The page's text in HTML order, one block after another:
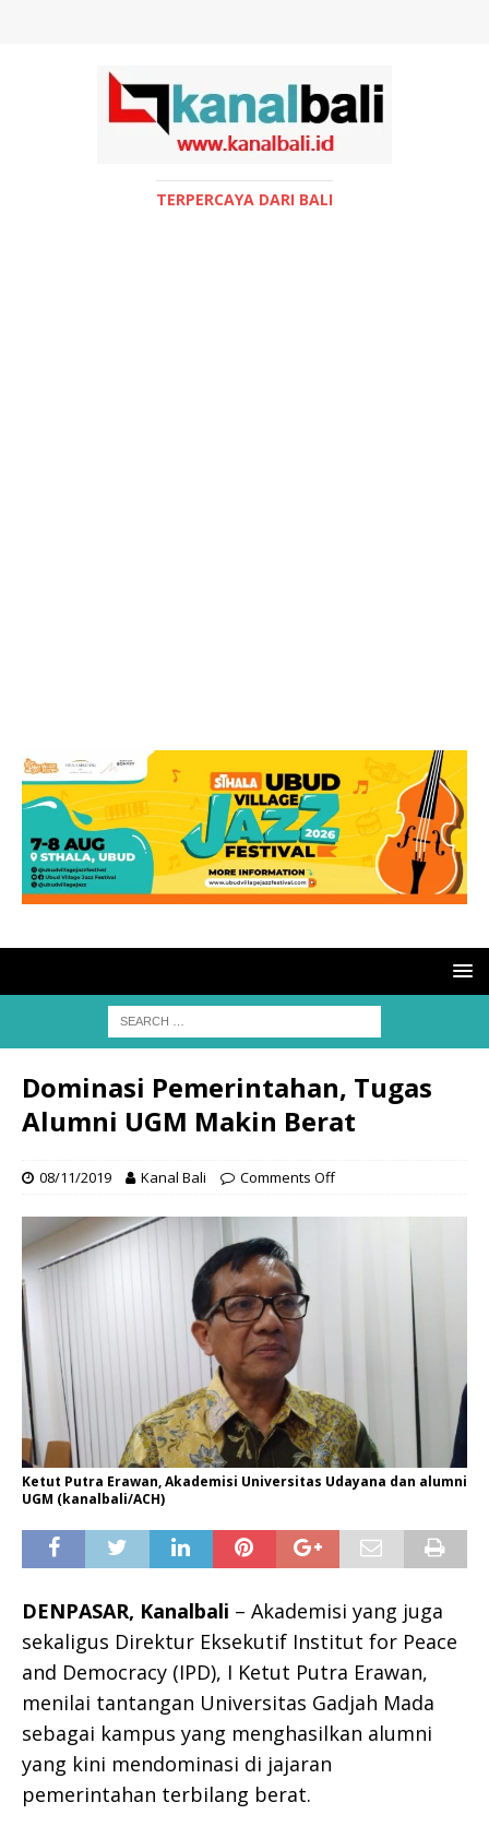
TERPERCAYA DARI BALI
Dominasi Pemerintahan, Tugas
Alumni UGM Makin Berat
08/11/2019 Kanal Bali Comments Off
Ketut Putra Erawan, Akademisi Universitas Udayana dan alumni
UGM (kanalbali/ACH)
DENPASAR, Kanalbali – Akademisi yang juga
sekaligus Direktur Eksekutif Institut for Peace
and Democracy (IPD), I Ketut Putra Erawan,
menilai tantangan Universitas Gadjah Mada
sebagai kampus yang menghasilkan alumni
yang kini mendominasi di jajaran
pemerintahan terbilang berat.